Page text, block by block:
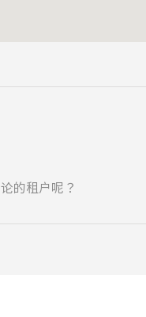
赁通知和密码信息传达
即退房措施
同时,将立即退房。
步行1分钟
钟
咖啡店徒步1分钟
的租户呢？